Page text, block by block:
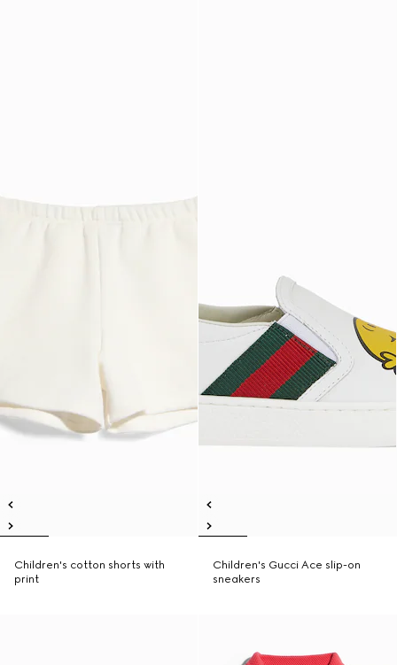
Children's cotton shorts with
print
Children's Gucci Ace slip-on
sneakers